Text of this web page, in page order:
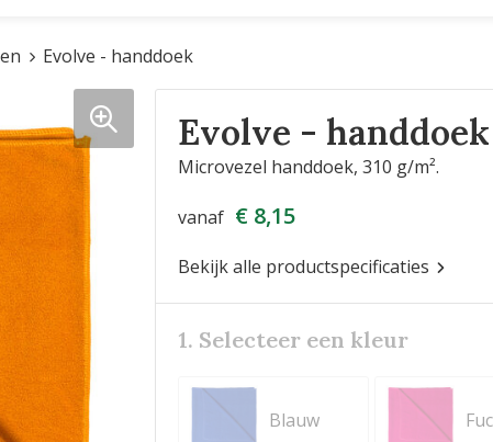
Evolve - handdoek
Evolve - handdoek
Microvezel handdoek, 310 g/m².
vanaf € 8,15
Bekijk alle productspecificaties
1. Selecteer een kleur
Blauw